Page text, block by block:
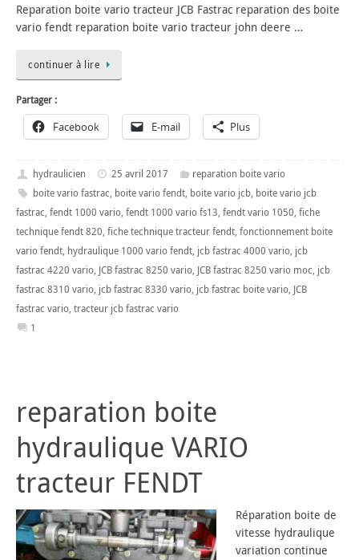
Reparation boite vario tracteur JCB Fastrac reparation des boite
vario fendt reparation boite vario tracteur john deere …
continuer à lire
Partager :
Facebook E-mail Plus
hydraulicien 25 avril 2017
reparation boite vario
boite vario fastrac, boite vario fendt, boite vario jcb, boite vario jcb
fastrac, fendt 1000 vario, fendt 1000 vario fs13, fendt vario 1050, fiche
technique fendt 820, fiche technique tracteur fendt, fonctionnement boite
vario fendt, hydraulique 1000 vario fendt, jcb fastrac 4000 vario, jcb
fastrac 4220 vario, JCB fastrac 8250 vario, JCB fastrac 8250 vario moc, jcb
fastrac 8310 vario, jcb fastrac 8330 vario, jcb fastrac boite vario, JCB
fastrac vario, tracteur jcb fastrac vario
1
reparation boite
hydraulique VARIO
tracteur FENDT
Réparation boite de
vitesse hydraulique
variation continue